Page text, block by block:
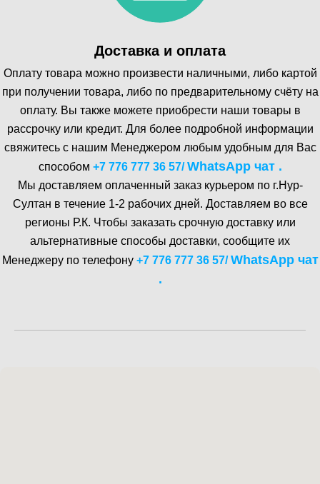
Доставка и оплата
Оплату товара можно произвести наличными, либо картой
при получении товара, либо по предварительному счёту на
оплату. Вы также можете приобрести наши товары в
рассрочку или кредит. Для более подробной информации
свяжитесь с нашим Менеджером любым удобным для Вас
способом +7 776 777 36 57/WhatsA pp чат .
Мы доставляем оплаченный заказ курьером по г.Нур-
Cултан в течение 1-2 рабочих дней. Доставляем во все
регионы Р.К. Чтобы заказать срочную доставку или
альтернативные способы доставки, сообщите их
Менеджеру по телефону +7 776 777 36 57/WhatsA pp чат
.